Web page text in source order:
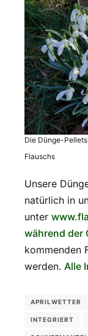
Die Dünge-
Flauschs
Unsere
natürlich in
unter
während der
kommenden
werden. Alle
APRILWETTER
INTEGRIERT